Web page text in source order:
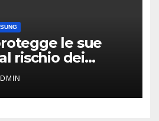
le sue
rischio dei